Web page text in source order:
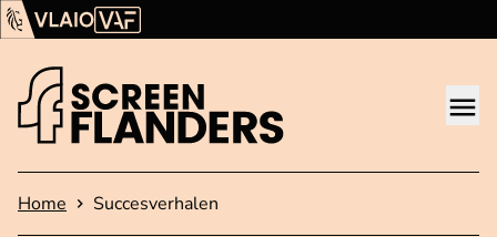
Ga verder naar de inhoud
Vlaams Audiovisueel Fonds (VAF)
Startpagina
Home Succesverhalen